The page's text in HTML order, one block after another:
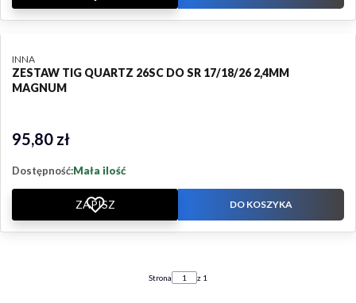
ZESTAW TIG QUARTZ 26SC DO SR 17/18/26 2,4MM
MAGNUM
PRODUCENT
INNA
Cena
95,80 zł
Dostępność:Mała ilość
ZAPISZ DO KOSZYKA
Strona z 1